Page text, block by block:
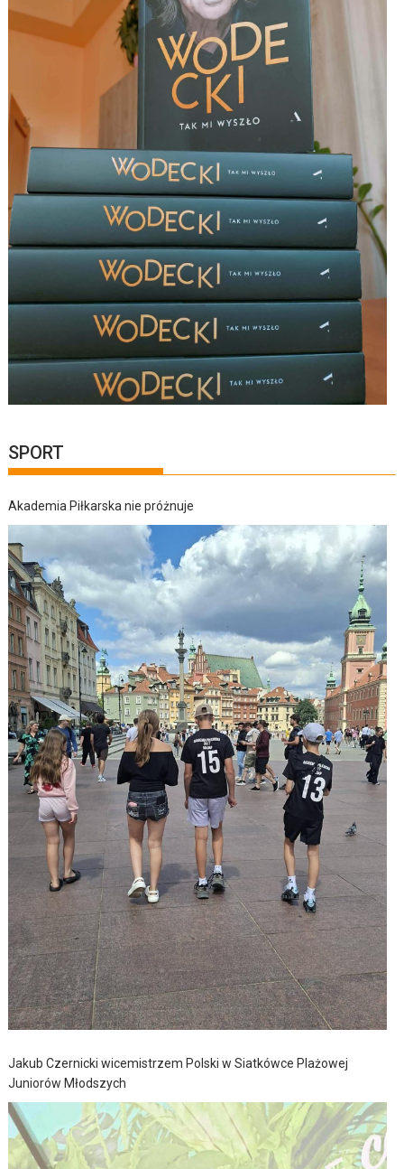
SPORT
Akademia Piłkarska nie próżnuje
Jakub Czernicki wicemistrzem Polski w Siatkówce Plażowej
Juniorów Młodszych